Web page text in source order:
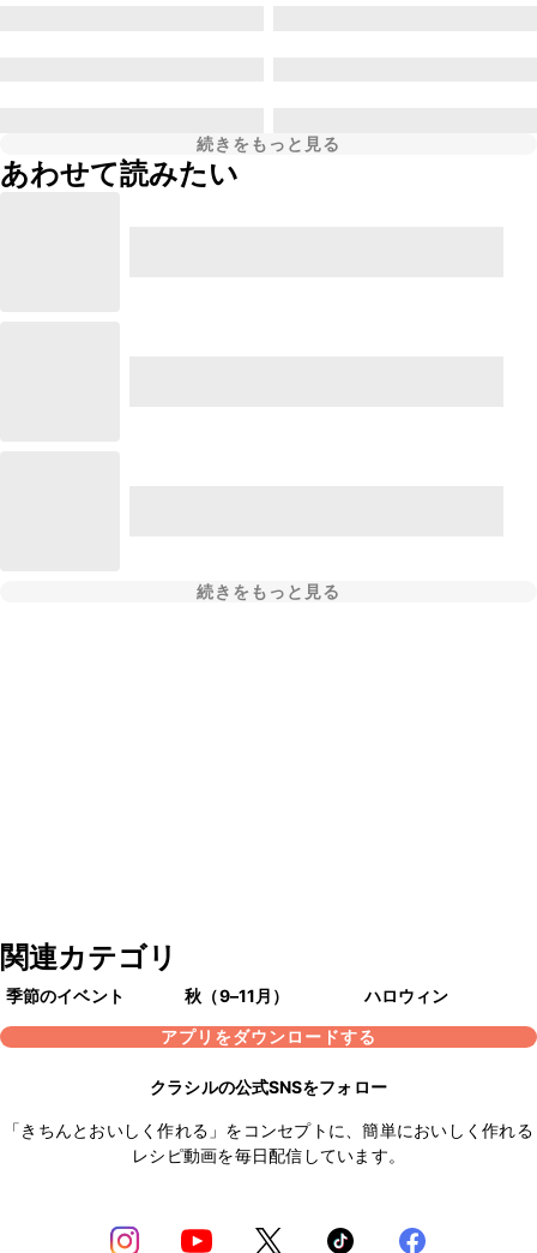
続きをもっと見る
あわせて読みたい
続きをもっと見る
関連カテゴリ
季節のイベント 秋（9–11月）
ハロウィン
アプリをダウンロードする
クラシルの公式SNSをフォロー
「きちんとおいしく作れる」をコンセプトに、簡単においしく作れる
レシピ動画を毎日配信しています。